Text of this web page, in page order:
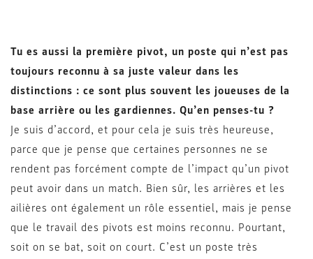
Tu es aussi la première pivot, un poste qui n’est pas
toujours reconnu à sa juste valeur dans les
distinctions : ce sont plus souvent les joueuses de la
base arrière ou les gardiennes. Qu’en penses-tu ?
Je suis d’accord, et pour cela je suis très heureuse,
parce que je pense que certaines personnes ne se
rendent pas forcément compte de l’impact qu’un pivot
peut avoir dans un match. Bien sûr, les arrières et les
ailières ont également un rôle essentiel, mais je pense
que le travail des pivots est moins reconnu. Pourtant,
soit on se bat, soit on court. C’est un poste très